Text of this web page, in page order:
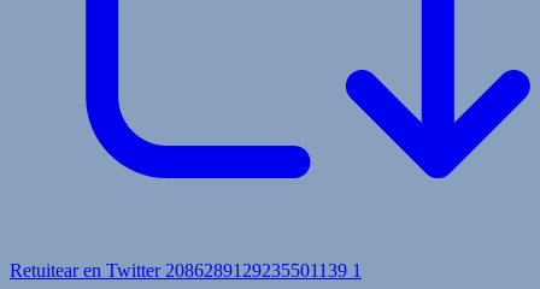
Retuitear en Twitter 2086289129235501139 1